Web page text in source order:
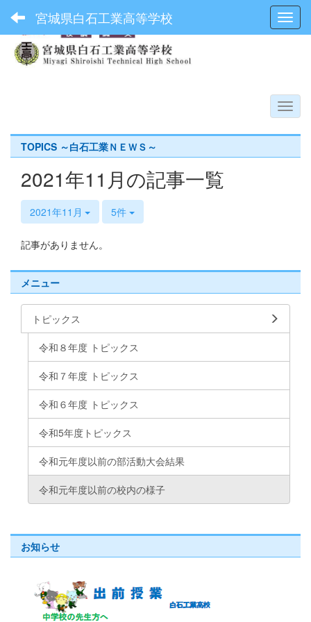
宮城県白石工業高等学校
TOPICS ～白石工業ＮＥＷＳ～
2021年11月の記事一覧
2021年11月 5件
記事がありません。
メニュー
トピックス
令和８年度 トピックス
令和７年度 トピックス
令和６年度 トピックス
令和5年度トピックス
令和元年度以前の部活動大会結果
令和元年度以前の校内の様子
お知らせ